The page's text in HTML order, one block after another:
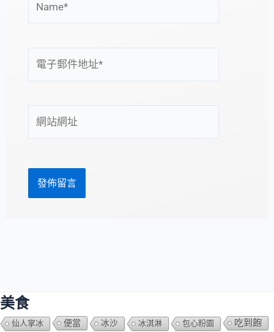
子
地
站
美食
仙人掌冰 便當 冰沙 冰淇淋 包心粉園 吃到飽